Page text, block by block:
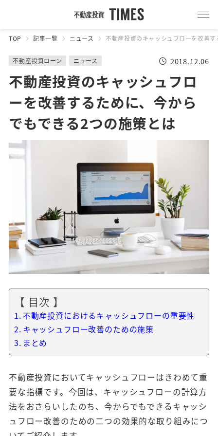
TOP 記事一覧 ニュース 不動産投資のキャッシュフローを改善
不動産投資ローン ニュース 2018.12.06
不動産投資のキャッシュフロ
ーを改善するために、今から
でもできる2つの施策とは
【 目次 】
不動産投資におけるキャッシュフローの重要性
キャッシュフロー改善のための施策
まとめ
不動産投資においてキャッシュフローはきわめて重
要な指標です。今回は、キャッシュフローの計算方
法をおさらいしたのち、今からでもできるキャッシ
ュフロー改善のための二つの効果的な取り組みにつ